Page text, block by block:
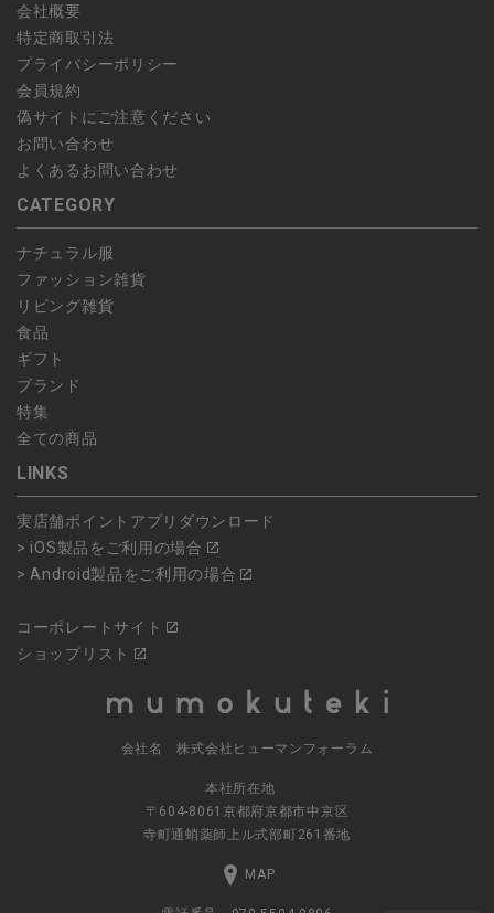
会社概要
特定商取引法
プライバシーポリシー
会員規約
偽サイトにご注意ください
お問い合わせ
よくあるお問い合わせ
CATEGORY
ナチュラル服
ファッション雑貨
リビング雑貨
食品
ギフト
ブランド
特集
全ての商品
LINKS
実店舗ポイントアプリダウンロード
> iOS製品をご利用の場合
> Android製品をご利用の場合
コーポレートサイト
ショップリスト
会社名 株式会社ヒューマンフォーラム
本社所在地
〒604-8061京都府京都市中京区
寺町通蛸薬師上ル式部町261番地
MAP